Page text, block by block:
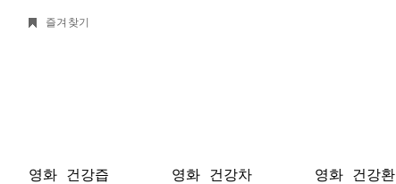
즐겨찾기
영화 건강즙 영화 건강차 영화 건강환